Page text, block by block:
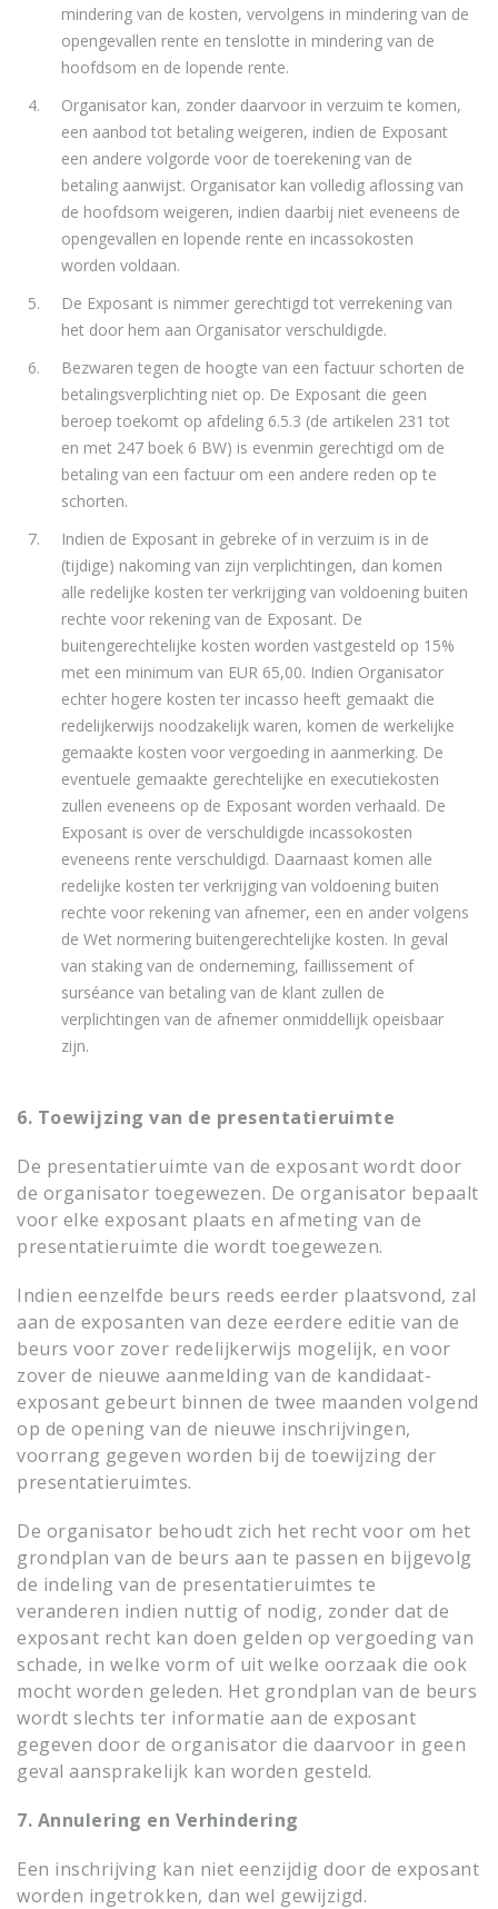
mindering van de kosten, vervolgens in mindering van de
opengevallen rente en tenslotte in mindering van de
hoofdsom en de lopende rente.
Organisator kan, zonder daarvoor in verzuim te komen,
een aanbod tot betaling weigeren, indien de Exposant
een andere volgorde voor de toerekening van de
betaling aanwijst. Organisator kan volledig aflossing van
de hoofdsom weigeren, indien daarbij niet eveneens de
opengevallen en lopende rente en incassokosten
worden voldaan.
De Exposant is nimmer gerechtigd tot verrekening van
het door hem aan Organisator verschuldigde.
Bezwaren tegen de hoogte van een factuur schorten de
betalingsverplichting niet op. De Exposant die geen
beroep toekomt op afdeling 6.5.3 (de artikelen 231 tot
en met 247 boek 6 BW) is evenmin gerechtigd om de
betaling van een factuur om een andere reden op te
schorten.
Indien de Exposant in gebreke of in verzuim is in de
(tijdige) nakoming van zijn verplichtingen, dan komen
alle redelijke kosten ter verkrijging van voldoening buiten
rechte voor rekening van de Exposant. De
buitengerechtelijke kosten worden vastgesteld op 15%
met een minimum van EUR 65,00. Indien Organisator
echter hogere kosten ter incasso heeft gemaakt die
redelijkerwijs noodzakelijk waren, komen de werkelijke
gemaakte kosten voor vergoeding in aanmerking. De
eventuele gemaakte gerechtelijke en executiekosten
zullen eveneens op de Exposant worden verhaald. De
Exposant is over de verschuldigde incassokosten
eveneens rente verschuldigd. Daarnaast komen alle
redelijke kosten ter verkrijging van voldoening buiten
rechte voor rekening van afnemer, een en ander volgens
de Wet normering buitengerechtelijke kosten. In geval
van staking van de onderneming, faillissement of
surséance van betaling van de klant zullen de
verplichtingen van de afnemer onmiddellijk opeisbaar
zijn.
6. Toewijzing van de presentatieruimte
De presentatieruimte van de exposant wordt door
de organisator toegewezen. De organisator bepaalt
voor elke exposant plaats en afmeting van de
presentatieruimte die wordt toegewezen.
Indien eenzelfde beurs reeds eerder plaatsvond, zal
aan de exposanten van deze eerdere editie van de
beurs voor zover redelijkerwijs mogelijk, en voor
zover de nieuwe aanmelding van de kandidaat-
exposant gebeurt binnen de twee maanden volgend
op de opening van de nieuwe inschrijvingen,
voorrang gegeven worden bij de toewijzing der
presentatieruimtes.
De organisator behoudt zich het recht voor om het
grondplan van de beurs aan te passen en bijgevolg
de indeling van de presentatieruimtes te
veranderen indien nuttig of nodig, zonder dat de
exposant recht kan doen gelden op vergoeding van
schade, in welke vorm of uit welke oorzaak die ook
mocht worden geleden. Het grondplan van de beurs
wordt slechts ter informatie aan de exposant
gegeven door de organisator die daarvoor in geen
geval aansprakelijk kan worden gesteld.
7. Annulering en Verhindering
Een inschrijving kan niet eenzijdig door de exposant
worden ingetrokken, dan wel gewijzigd.